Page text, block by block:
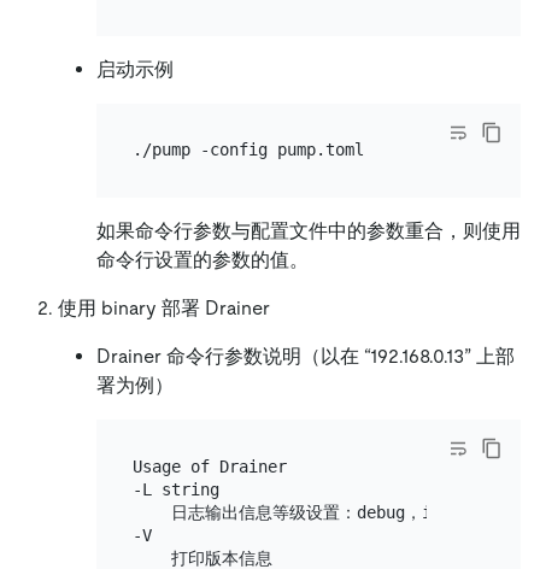
启动示例
如果命令行参数与配置文件中的参数重合，则使用
命令行设置的参数的值。
使用 binary 部署 Drainer
Drainer 命令行参数说明（以在 “192.168.0.13” 上部
署为例）
Usage of Drainer
-L string
日志输出信息等级设置：debug，info，warn
-V
    打印版本信息